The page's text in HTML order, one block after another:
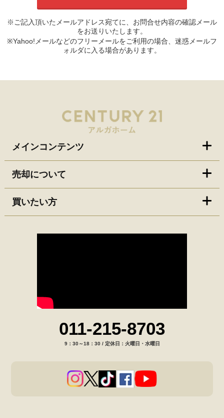
※ご記入頂いたメールアドレス宛てに、お問合せ内容の確認メール
をお送りいたします。
※Yahoo!メールなどのフリーメールをご利用の場合、迷惑メールフ
ォルダに入る場合があります。
メインコンテンツ
売却について
買いたい方
011-215-8703
9：30～18：30 / 定休日：火曜日・水曜日